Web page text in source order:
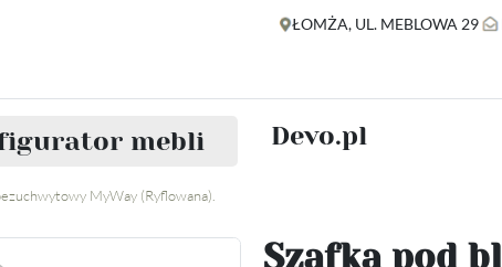
ŁOMŻA, UL. MEBLOWA 29
mebli Devo.pl
MyWay (Ryflowana).
Szafka pod